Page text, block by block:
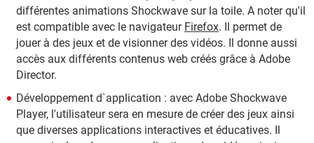
différentes animations Shockwave sur la toile. A noter qu'il
est compatible avec le navigateur Firefox. Il permet de
jouer à des jeux et de visionner des vidéos. Il donne aussi
accès aux différents contenus web créés grâce à Adobe
Director.
Développement d`application : avec Adobe Shockwave
Player, l'utilisateur sera en mesure de créer des jeux ainsi
que diverses applications interactives et éducatives. Il